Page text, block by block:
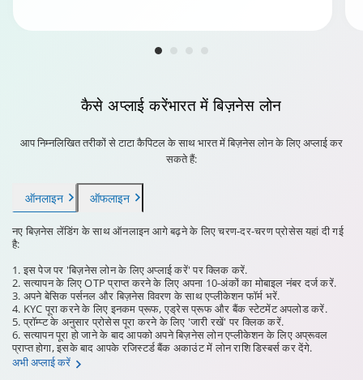
कैसे अप्लाई करेंभारत में बिज़नेस लोन
आप निम्नलिखित तरीकों से टाटा कैपिटल के साथ भारत में बिज़नेस लोन के लिए अप्लाई कर
सकते हैं:
ऑनलाइन ऑफलाइन
नए बिज़नेस लेंडिंग के साथ ऑनलाइन आगे बढ़ने के लिए चरण-दर-चरण प्रोसेस यहां दी गई
है:
1. इस पेज पर 'बिज़नेस लोन के लिए अप्लाई करें' पर क्लिक करें.
2. सत्यापन के लिए OTP प्राप्त करने के लिए अपना 10-अंकों का मोबाइल नंबर दर्ज करें.
3. अपने बेसिक पर्सनल और बिज़नेस विवरण के साथ एप्लीकेशन फॉर्म भरें.
4. KYC पूरा करने के लिए इनकम प्रूफ, एड्रेस प्रूफ और बैंक स्टेटमेंट अपलोड करें.
5. प्रॉम्प्ट के अनुसार प्रोसेस पूरा करने के लिए 'जारी रखें' पर क्लिक करें.
6. सत्यापन पूरा हो जाने के बाद आपको अपने बिज़नेस लोन एप्लीकेशन के लिए अप्रूवल
प्राप्त होगा, इसके बाद आपके रजिस्टर्ड बैंक अकाउंट में लोन राशि डिस्बर्स कर देंगे.
अभी अप्लाई करें